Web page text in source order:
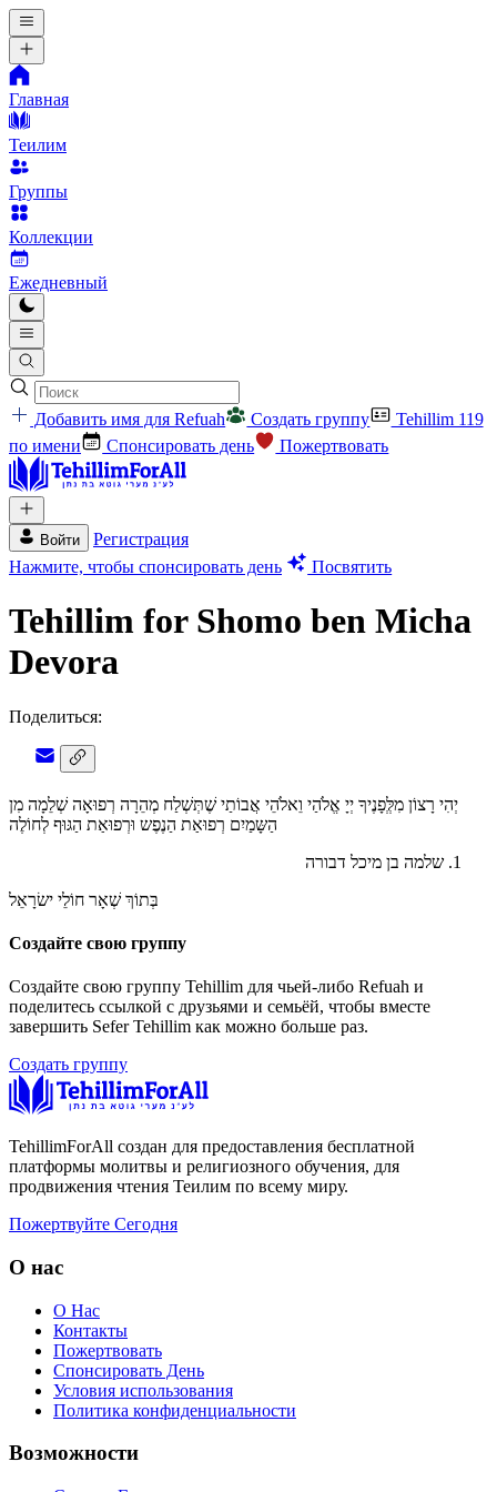
Главная
Теилим
Группы
Коллекции
Ежедневный
Добавить имя для Refuah Создать группу
Tehillim 119
по имени
Спонсировать день Пожертвовать
Войти
Регистрация
Нажмите, чтобы спонсировать день
Посвятить
Tehillim for Shomo ben Micha
Devora
Поделиться:
יְהִי רָצוֹן מִלְְּפָנֶיךָ יְיָ אֱלֹהַי וֵאלֹהֵי אֲבוֹתַי שֶׁתְּשְׁלַח מְהֵרָה רְפוּאָה שְׁלֵמָה מִן
הַשָּמַיִם רְפוּאַת הַנֶפֶש וּרְפוּאַת הַגּוּף לְחוֹלֶה
שלמה בן מיכל דבורה
בְּתוֹךְ שְׁאָר חוֹלֵי ישׂרָאֵל
Создайте свою группу
Создайте свою группу Tehillim для чьей-либо Refuah и
поделитесь ссылкой с друзьями и семьёй, чтобы вместе
завершить Sefer Tehillim как можно больше раз.
Создать группу
TehillimForAll создан для предоставления бесплатной
платформы молитвы и религиозного обучения, для
продвижения чтения Теилим по всему миру.
Пожертвуйте Сегодня
О нас
О Нас
Контакты
Пожертвовать
Спонсировать День
Условия использования
Политика конфиденциальности
Возможности